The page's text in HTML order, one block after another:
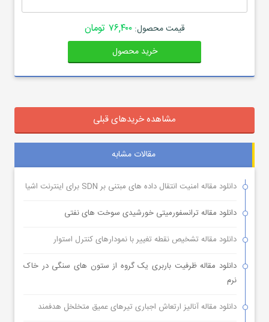
قیمت محصول:۷۶,۴۰۰ تومان
خرید محصول
مشاهده خریدهای قبلی
مقالات مشابه
دانلود مقاله امنیت انتقال داده های مبتنی بر SDN برای اینترنت اشیا
دانلود مقاله ترانسفورمیتی خورشیدی سوخت های نفتی
دانلود مقاله تشخیص نقطه تغییر با نمودارهای کنترل استوار
دانلود مقاله ظرفیت باربری یک گروه از ستون های سنگی در خاک
نرم
دانلود مقاله آنالیز ارتعاش اجباری تیرهای عمیق متخلخل هدفمند